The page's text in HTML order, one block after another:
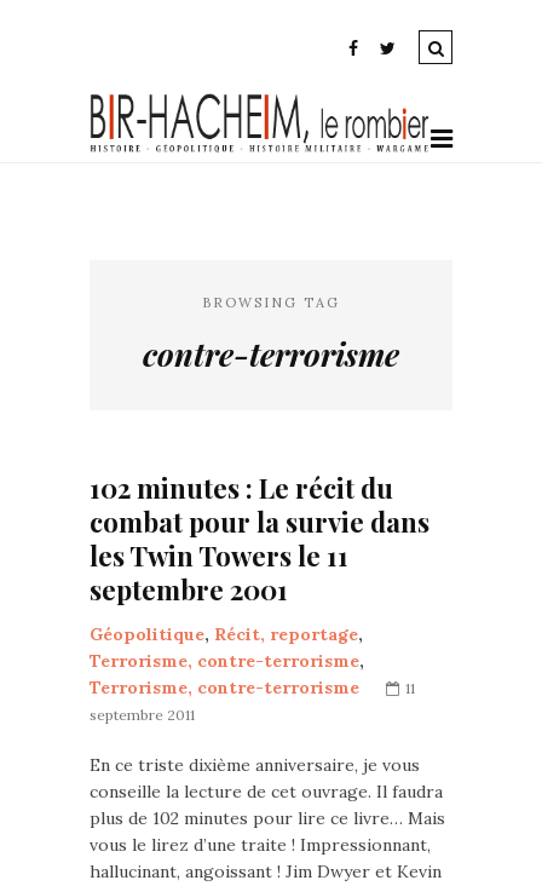
BROWSING TAG
contre-terrorisme
102 minutes : Le récit du
combat pour la survie dans
les Twin Towers le 11
septembre 2001
Géopolitique, Récit, reportage,
Terrorisme, contre-terrorisme,
Terrorisme, contre-terrorisme
11
septembre 2011
En ce triste dixième anniversaire, je vous
conseille la lecture de cet ouvrage. Il faudra
plus de 102 minutes pour lire ce livre… Mais
vous le lirez d’une traite ! Impressionnant,
hallucinant, angoissant ! Jim Dwyer et Kevin